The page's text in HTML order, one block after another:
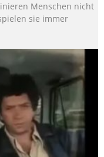
Menschen nicht
sie immer